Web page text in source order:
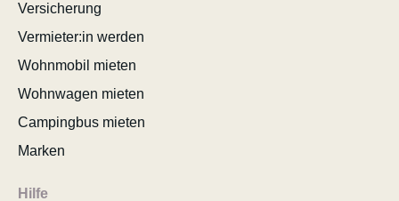
Versicherung
Vermieter:in werden
Wohnmobil mieten
Wohnwagen mieten
Campingbus mieten
Marken
Hilfe